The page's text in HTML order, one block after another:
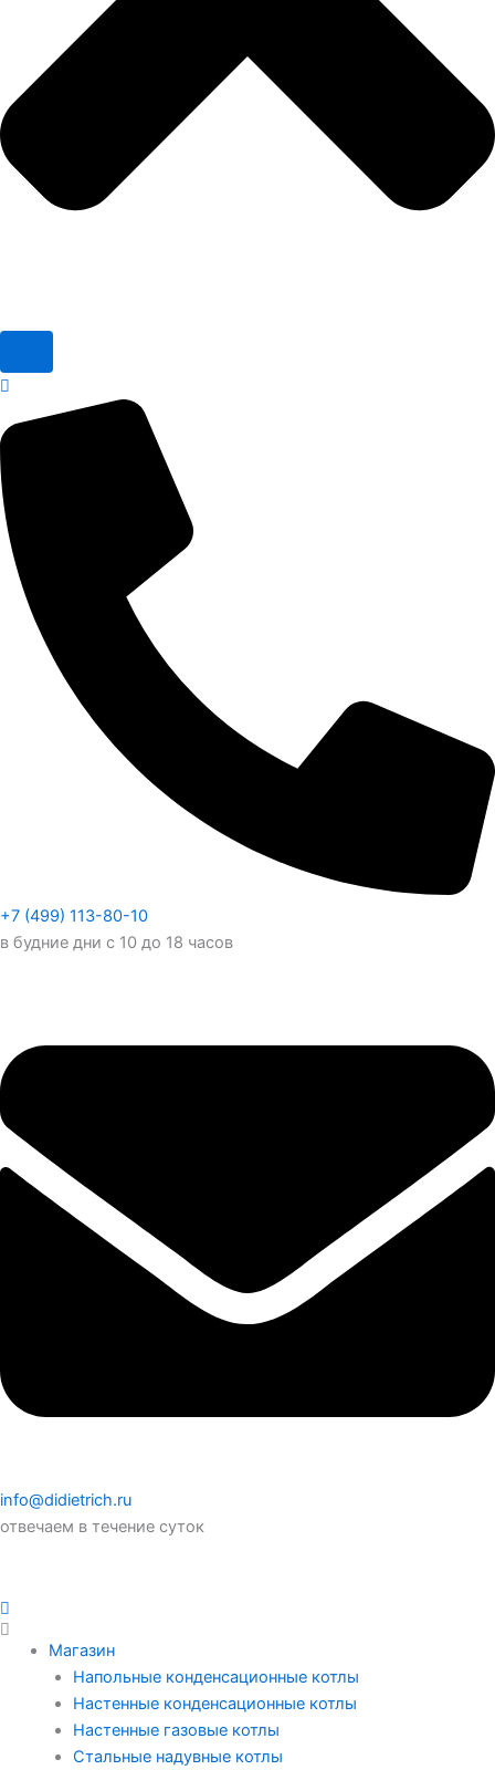
+7 (499) 113-80-10
в будние дни с 10 до 18 часов
info@didietrich.ru
отвечаем в течение суток
Магазин
Напольные конденсационные котлы
Настенные конденсационные котлы
Настенные газовые котлы
Стальные надувные котлы